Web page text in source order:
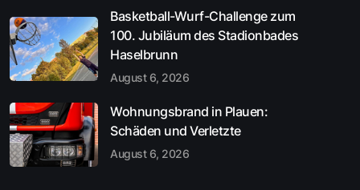
Basketball-Wurf-Challenge zum
100. Jubiläum des Stadionbades
Haselbrunn
August 6, 2026
Wohnungsbrand in Plauen:
Schäden und Verletzte
August 6, 2026